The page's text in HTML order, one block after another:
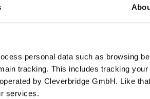
personal data such as browsing
tracking. This includes tracking your
by Cleverbridge GmbH. Like
services.